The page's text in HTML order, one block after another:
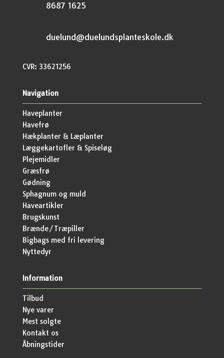
8687 1625
duelund@duelundsplanteskole.dk
CVR: 33621256
Navigation
Haveplanter
Havefrø
Hækplanter & Læplanter
Læggekartofler & Spiseløg
Plejemidler
Græsfrø
Gødning
Sphagnum og muld
Haveartikler
Brugskunst
Brænde/Træpiller
Bigbags med fri levering
Nyttedyr
Information
Tilbud
Nye varer
Mest solgte
Kontakt os
Åbningstider